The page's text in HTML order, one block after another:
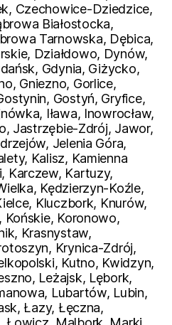
Czechowice-Dziedzice,
Białostocka,
Tarnowska, Dębica,
Działdowo, Dynów,
Gdynia, Giżycko,
Gniezno, Gorlice,
Gostyń, Gryfice,
Iława, Inowrocław,
Jastrzębie-Zdrój, Jawor,
Jelenia Góra,
Kalisz, Kamienna
Karczew, Kartuzy,
Kędzierzyn-Koźle,
Kluczbork, Knurów,
Końskie, Koronowo,
Krasnystaw,
Krynica-Zdrój,
Kutno, Kwidzyn,
Leżajsk, Lębork,
Lubartów, Lubin,
Łazy, Łęczna,